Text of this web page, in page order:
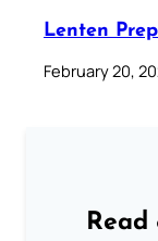
Lenten
February 20,